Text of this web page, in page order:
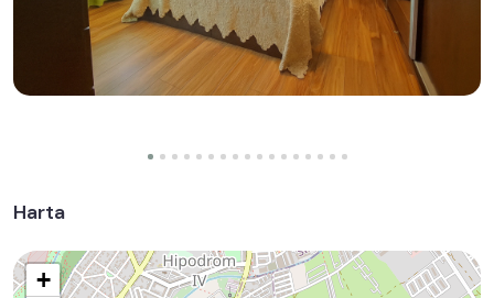
Harta
+